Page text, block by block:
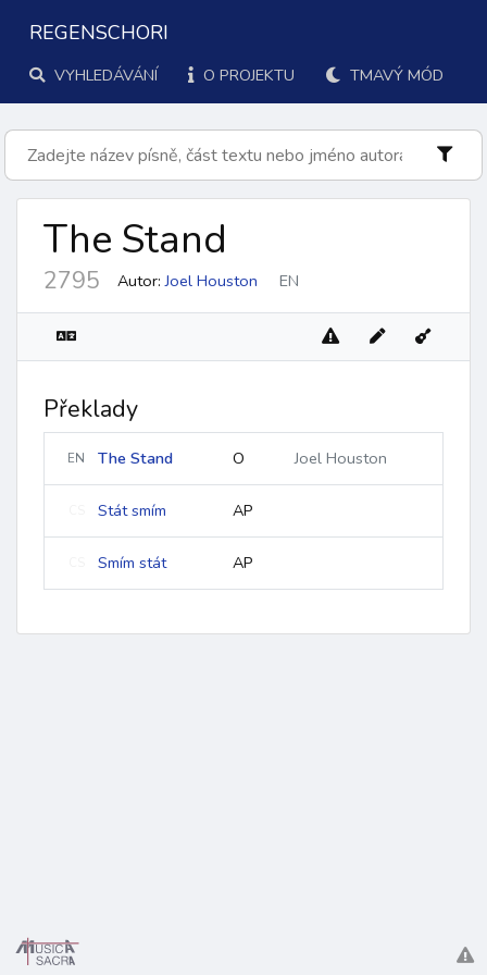
REGENSCHORI
VYHLEDÁVÁNÍ O PROJEKTU TMAVÝ MÓD
The Stand
2795 Autor: Joel Houston EN
Překlady
EN The Stand O Joel Houston
Stát smím AP
Smím stát AP